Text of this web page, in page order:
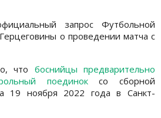
запрос Футбольной
о проведении матча с
что боснийцы предварительно
поединоксо сборной
19 ноября 2022 года в Санкт-